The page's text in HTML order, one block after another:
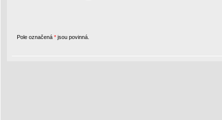
Pole označená * jsou povinná.